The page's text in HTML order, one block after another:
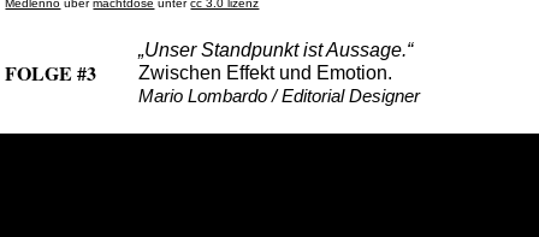
FOLGE #3
„Unser Standpunkt ist Aussage.“
Zwischen Effekt und Emotion.
Mario Lombardo / Editorial Designer